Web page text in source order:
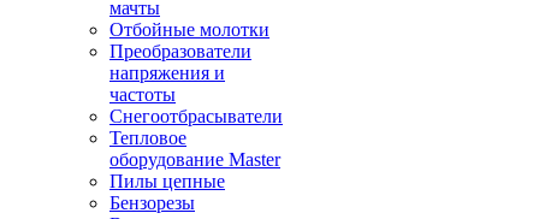
мачты
Отбойные молотки
Преобразователи
напряжения и
частоты
Снегоотбрасыватели
Тепловое
оборудование Master
Пилы цепные
Бензорезы